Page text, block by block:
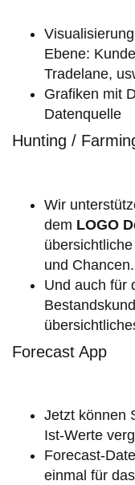
Ebene:
Tradelane,
Grafiken mit
Datenquelle
Hunting /
Wir
dem LOGO
und Chancen.
Und auch für
Forecast App
Jetzt können
Ist-Werte
Forecast-
einmal für